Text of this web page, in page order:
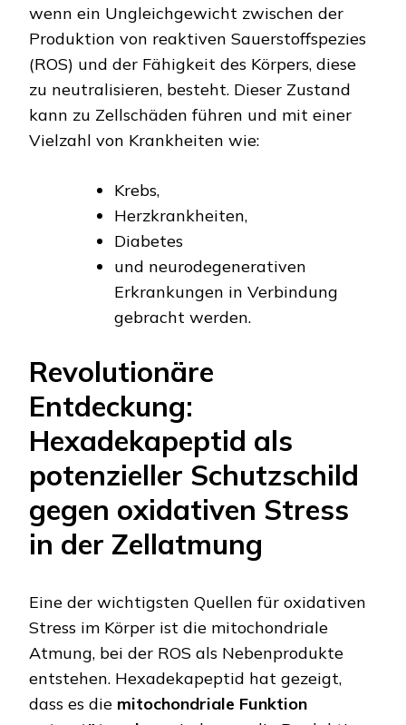
wenn ein Ungleichgewicht zwischen der
Produktion von reaktiven Sauerstoffspezies
(ROS) und der Fähigkeit des Körpers, diese
zu neutralisieren, besteht. Dieser Zustand
kann zu Zellschäden führen und mit einer
Vielzahl von Krankheiten wie:
Krebs,
Herzkrankheiten,
Diabetes
und neurodegenerativen
Erkrankungen in Verbindung
gebracht werden.
Revolutionäre
Entdeckung:
Hexadekapeptid als
potenzieller Schutzschild
gegen oxidativen Stress
in der Zellatmung
Eine der wichtigsten Quellen für oxidativen
Stress im Körper ist die mitochondriale
Atmung, bei der ROS als Nebenprodukte
entstehen. Hexadekapeptid hat gezeigt,
dass es die mitochondriale Funktion